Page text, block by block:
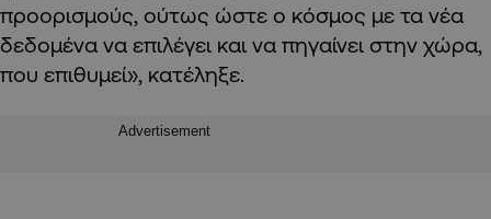
προορισμούς, ούτως ώστε ο κόσμος με τα νέα
δεδομένα να επιλέγει και να πηγαίνει στην χώρα,
που επιθυμεί», κατέληξε.
Advertisement